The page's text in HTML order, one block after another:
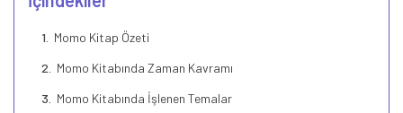
Momo Kitap Özeti
Momo Kitabında Zaman Kavramı
Momo Kitabında İşlenen Temalar